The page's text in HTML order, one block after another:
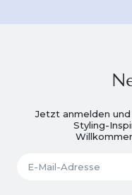
Jetzt anmelden
Styling-